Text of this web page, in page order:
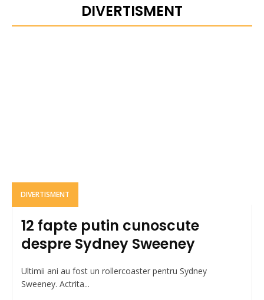
DIVERTISMENT
DIVERTISMENT
12 fapte putin cunoscute
despre Sydney Sweeney
Ultimii ani au fost un rollercoaster pentru Sydney
Sweeney. Actrita...